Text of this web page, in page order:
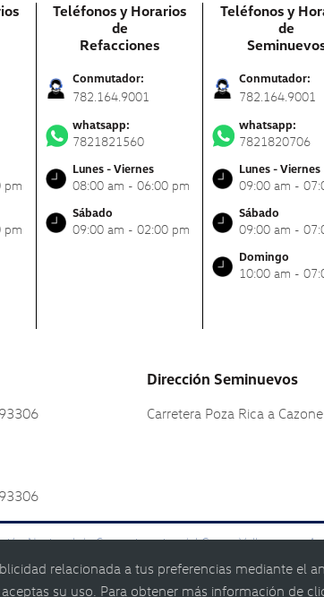
relacionada a tus preferencias mediante el
su uso. Para obtener más información de
pm
pm
Teléfonos y Horarios
de
Refacciones
Conmutador:
782.164.9001
whatsapp:
7821821560
Lunes - Viernes
08:00 am - 06:00 pm
Sábado
09:00 am - 02:00 pm
Teléfonos y
de
Conmutador:
782.164.9001
whatsapp:
7821820706
Lunes - Viernes
09:00 am -
Sábado
09:00 am -
Domingo
10:00 am -
Dirección Seminuevos
Carretera Poza Rica a
Nacional de Concesionarios del Grupo Volkswagen, A.